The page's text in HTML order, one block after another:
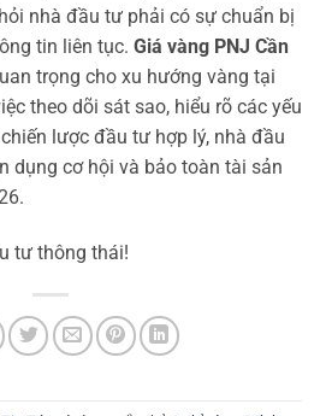
nhà đầu tư phải có sự chuẩn bị
tin liên tục. Giá vàng PNJ Cần
trọng cho xu hướng vàng tại
theo dõi sát sao, hiểu rõ các yếu
lược đầu tư hợp lý, nhà đầu
dụng cơ hội và bảo toàn tài sản
tư thông thái!